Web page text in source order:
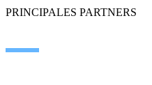
PRINCIPALES PARTNERS